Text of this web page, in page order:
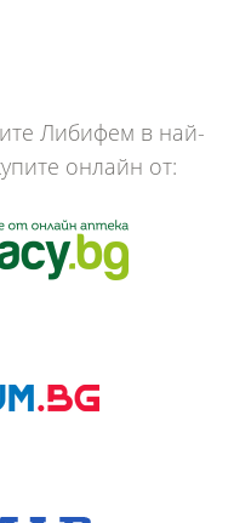
Либифем в най-
онлайн от: